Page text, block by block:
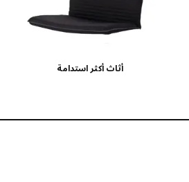
أثاث أكثر استدامة